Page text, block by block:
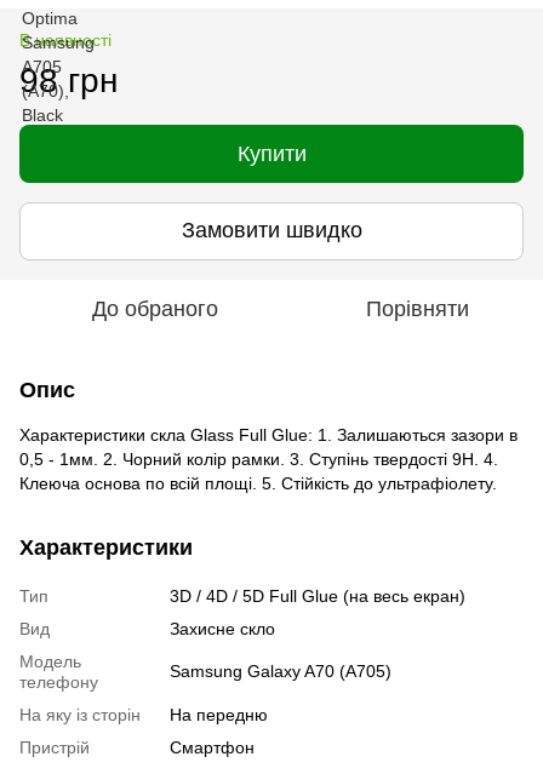
В наявності
98 грн
Купити
Замовити швидко
До обраного Порівняти
Опис
Характеристики скла Glass Full Glue: 1. Залишаються зазори в
0,5 - 1мм. 2. Чорний колір рамки. 3. Ступінь твердості 9H. 4.
Клеюча основа по всій площі. 5. Стійкість до ультрафіолету.
Характеристики
Тип
3D / 4D / 5D Full Glue (на весь екран)
Вид
Захисне скло
Модель
телефону
Samsung Galaxy A70 (A705)
На яку із сторін
На передню
Пристрiй
Смартфон